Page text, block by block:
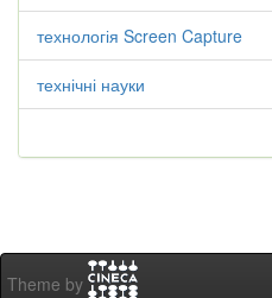
технологія Screen Capture
технічні науки
Theme by